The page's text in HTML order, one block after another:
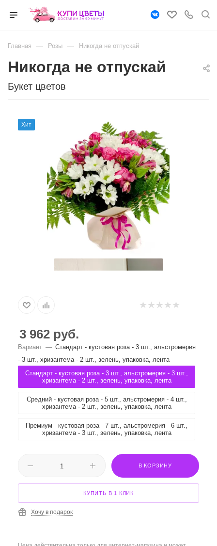
Главная — Розы — Никогда не отпускай
Букет цветов
Никогда не отпускай
Хит
3 962 руб.
Вариант — Стандарт - кустовая роза - 3 шт., альстромерия
- 3 шт., хризантема - 2 шт., зелень, упаковка, лента
Стандарт - кустовая роза - 3 шт., альстромерия - 3 шт.,
хризантема - 2 шт., зелень, упаковка, лента
Средний - кустовая роза - 5 шт., альстромерия - 4 шт.,
хризантема - 2 шт., зелень, упаковка, лента
Премиум - кустовая роза - 7 шт., альстромерия - 6 шт.,
хризантема - 3 шт., зелень, упаковка, лента
В КОРЗИНУ
КУПИТЬ В 1 КЛИК
Хочу в подарок